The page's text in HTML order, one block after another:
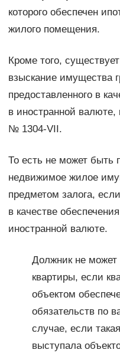
которого обеспечен
жилого помещения.
Кроме того,
взыскание имущества
предоставленного в
в иностранной
№ 1304-VII.
То есть не может быть
недвижимое жилое
предметом залога,
в качестве
иностранной валюте.
Должник не
квартиры, если
объектом
обязательств по
случае, если
выступала